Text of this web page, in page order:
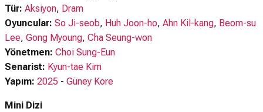
Tür: Aksiyon, Dram
Oyuncular: So Ji-seob, Huh Joon-ho, Ahn Kil-kang, Beom-su
Lee, Gong Myoung, Cha Seung-won
Yönetmen: Choi Sung-Eun
Senarist: Kyun-tae Kim
Yapım: 2025 - Güney Kore
Mini Dizi